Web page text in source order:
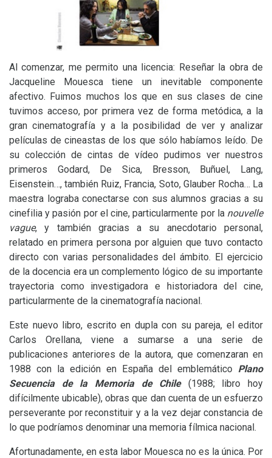
Al comenzar, me permito una licencia: Reseñar la obra de
Jacqueline Mouesca tiene un inevitable componente
afectivo. Fuimos muchos los que en sus clases de cine
tuvimos acceso, por primera vez de forma metódica, a la
gran cinematografía y a la posibilidad de ver y analizar
películas de cineastas de los que sólo habíamos leído. De
su colección de cintas de vídeo pudimos ver nuestros
primeros Godard, De Sica, Bresson, Buñuel, Lang,
Eisenstein…, también Ruiz, Francia, Soto, Glauber Rocha… La
maestra lograba conectarse con sus alumnos gracias a su
cinefilia y pasión por el cine, particularmente por la nouvelle
vague, y también gracias a su anecdotario personal,
relatado en primera persona por alguien que tuvo contacto
directo con varias personalidades del ámbito. El ejercicio
de la docencia era un complemento lógico de su importante
trayectoria como investigadora e historiadora del cine,
particularmente de la cinematografía nacional.
Este nuevo libro, escrito en dupla con su pareja, el editor
Carlos Orellana, viene a sumarse a una serie de
publicaciones anteriores de la autora, que comenzaran en
1988 con la edición en España del emblemático Plano
Secuencia de la Memoriade Chile
(1988; libro hoy
difícilmente ubicable), obras que dan cuenta de un esfuerzo
perseverante por reconstituir y a la vez dejar constancia de
lo que podríamos denominar una memoria fílmica nacional.
Afortunadamente, en esta labor Mouesca no es la única. Por